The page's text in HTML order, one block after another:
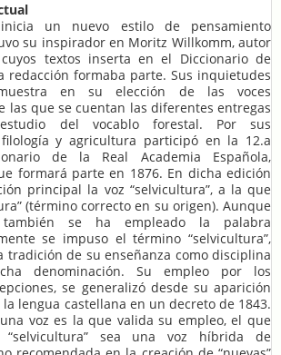
un nuevo estilo de pensamiento
su inspirador en Moritz Willkomm, autor
textos inserta en el Diccionario de
redacción formaba parte. Sus inquietudes
en su elección de las voces
las que se cuentan las diferentes entregas
del vocablo forestal. Por sus
y agricultura participó en la 12.a
de la Real Academia Española,
formará parte en 1876. En dicha edición
principal la voz “selvicultura”, a la que
(término correcto en su origen). Aunque
se ha empleado la palabra
se impuso el término “selvicultura”,
tradición de su enseñanza como disciplina
denominación. Su empleo por los
se generalizó desde su aparición
lengua castellana en un decreto de 1843.
voz es la que valida su empleo, el que
sea una voz híbrida de